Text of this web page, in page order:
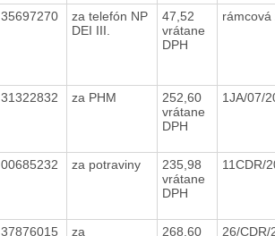
35697270
za telefón NP
DEI III.
47,52
vrátane
DPH
rámcová
31322832 za PHM
252,60
vrátane
DPH
1JA/07/
00685232 za potraviny
235,98
vrátane
DPH
11CDR/
37876015
za
268,60
26/CDR/